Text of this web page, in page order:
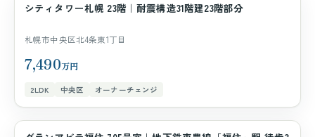
マンション
シティタワー札幌 23階｜耐震構造31階建23階部分
札幌市中央区北4条東1丁目
7,490万円
2LDK 中央区 オーナーチェンジ